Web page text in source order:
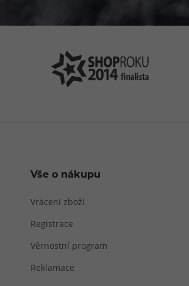
Vše o nákupu
Vrácení zboží
Registrace
Věrnostní program
Reklamace